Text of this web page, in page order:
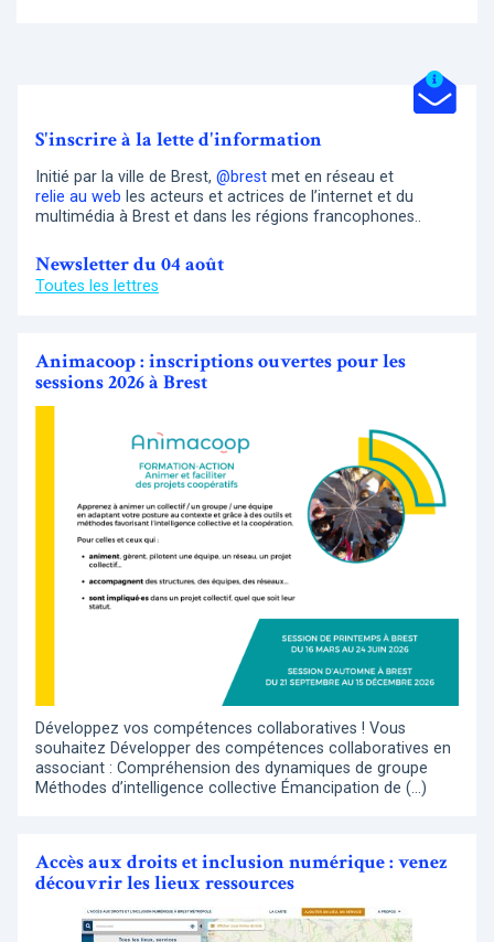
S'inscrire à la lette d'information
Initié par la ville de Brest, @brest met en réseau et
relie au web les acteurs et actrices de l’internet et du
multimédia à Brest et dans les régions francophones..
Newsletter du 04 août
Toutes les lettres
Animacoop : inscriptions ouvertes pour les
sessions 2026 à Brest
Développez vos compétences collaboratives ! Vous
souhaitez Développer des compétences collaboratives en
associant : Compréhension des dynamiques de groupe
Méthodes d’intelligence collective Émancipation de (…)
Accès aux droits et inclusion numérique : venez
découvrir les lieux ressources